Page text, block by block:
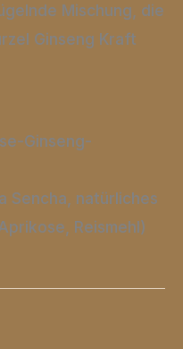
Mischung, die
Ginseng Kraft
Ginseng-
Sencha, natürliches
Reismehl)